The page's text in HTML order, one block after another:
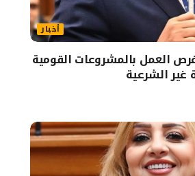
أخبار
العمل بالمشروعات القومية
الشرعية